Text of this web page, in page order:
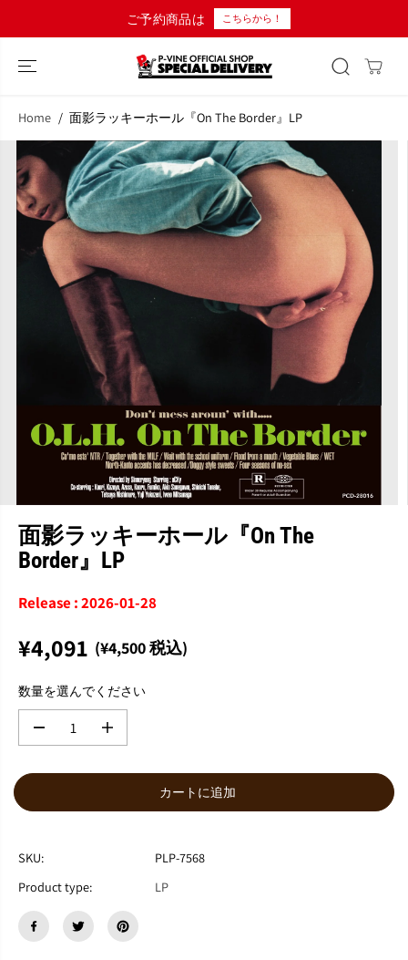
ご予約商品は こちらから！
Home 面影ラッキーホール『On The Border』LP
商品情報へスキ
ップ
面影ラッキーホール『On The
Border』LP
Release : 2026-01-28
通
価
格
¥4,091 (¥4,500 税込)
数量を選んでください
影
ッ
ー
ホ
数
ー
ホ
カートに追加
SKU:
PLP-7568
Product type:
LP